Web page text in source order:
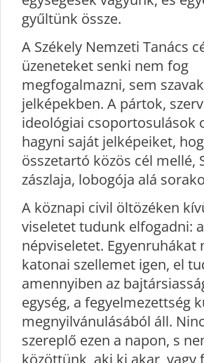
gyűltünk össze.
A Székely Nemzeti Tanács
üzeneteket senki nem fog
megfogalmazni, sem
jelképekben. A pártok,
ideológiai csoportosulások
hagyni saját jelképeiket,
összetartó közös cél mellé,
zászlaja, lobogója alá
A köznapi civil öltözéken
viseletet tudunk elfogadni:
népviseletet. Egyenruhákat
katonai szellemet igen, el
amennyiben az
egység, a fegyelmezettség
megnyilvánulásából áll.
szereplő ezen a napon, s